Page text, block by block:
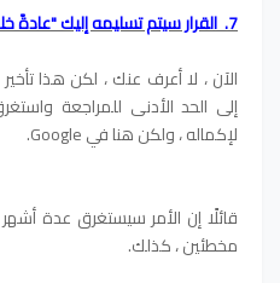
7. القرار سيتم تسليمه إليك "عادةً خلال شهر أو نحو ذلك".
الآن ، لا أعرف عنك ، لكن هذا
إلى الحد الأدنى للمراجعة
لإكماله ، ولكن هنا في Google.
قائلًا إن الأمر سيستغرق عدة
مخطئين ، كذلك.